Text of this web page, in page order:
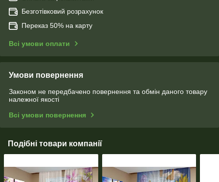
Безготівковий розрахунок
Переказ 50% на карту
Всі умови оплати
Умови повернення
Законом не передбачено повернення та обмін даного товару
належної якості
Всі умови повернення
Подібні товари компанії